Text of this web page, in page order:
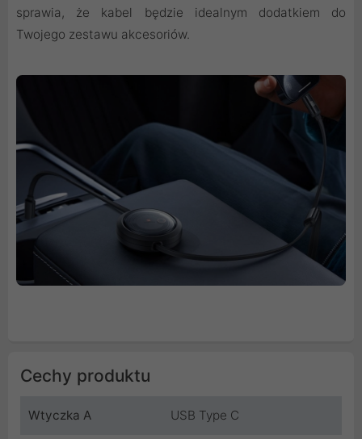
sprawia, że kabel będzie idealnym dodatkiem do
Twojego zestawu akcesoriów.
Cechy produktu
Wtyczka A USB Type C